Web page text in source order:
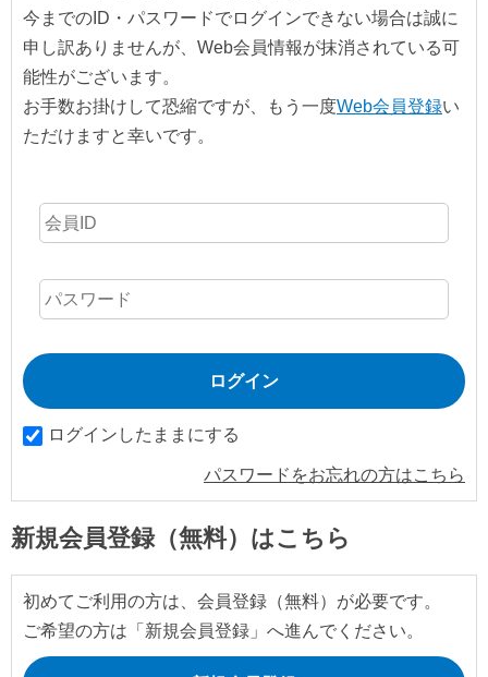
今までのID・パスワードでログインできない場合は誠に
申し訳ありませんが、Web会員情報が抹消されている可
能性がございます。
お手数お掛けして恐縮ですが、もう一度Web会員登録い
ただけますと幸いです。
ログインしたままにする
パスワードをお忘れの方はこちら
新規会員登録（無料）はこちら
初めてご利用の方は、会員登録（無料）が必要です。
ご希望の方は「新規会員登録」へ進んでください。